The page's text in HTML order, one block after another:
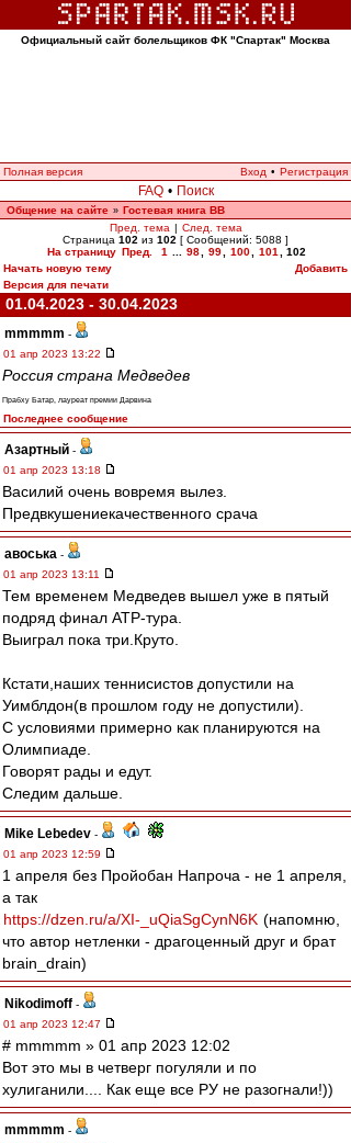
Официальный сайт болельщиков ФК "Спартак" Москва
Полная версия Вход • Регистрация
FAQ • Поиск
Общение на сайте » Гостевая книга ВВ
Пред. тема | След. тема
Страница 102 из 102 [ Сообщений: 5088 ]
На страницу Пред. 1 98 99 100 101
102
Начать новую тему
Добавить
Версия для печати
01.04.2023 - 30.04.2023
mmmmm -
01 апр 2023 13:22
Россия страна Медведев
Прабху Батар, лауреат премии Дарвина
Последнее сообщение
Азартный -
01 апр 2023 13:18
Василий очень вовремя вылез.
Предвкушениекачественного срача
авоська -
01 апр 2023 13:11
Тем временем Медведев вышел уже в пятый
подряд финал АТР-тура.
Выиграл пока три.Круто.
Кстати,наших теннисистов допустили на
Уимблдон(в прошлом году не допустили).
С условиями примерно как планируются на
Олимпиаде.
Говорят рады и едут.
Следим дальше.
Mike Lebedev -
01 апр 2023 12:59
1 апреля без Пройобан Напроча - не 1 апреля,
а так
https://dzen.ru/a/XI-_uQiaSgCynN6K (напомню,
что автор нетленки - драгоценный друг и брат
brain_drain)
Nikodimoff -
01 апр 2023 12:47
# mmmmm » 01 апр 2023 12:02
Вот это мы в четверг погуляли и по
хулиганили.... Как еще все РУ не разогнали!))
mmmmm -